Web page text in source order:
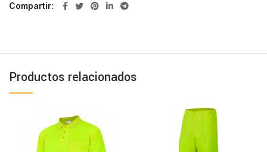
Compartir
Productos relacionados